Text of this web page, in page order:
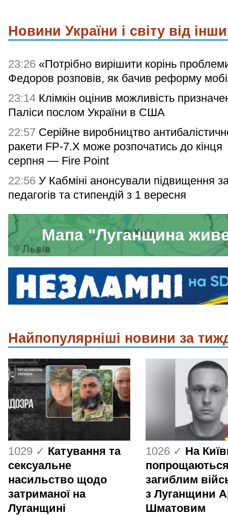
Новини України і світу від
23:26 «Потрібно вирішити корінь
Федоров розповів, як бачив реформу
23:14 Клімкін оцінив можливість
Паліси послом України в США
22:57 Серійне виробництво
ракети FP-7.X може розпочатись до кінця
серпня — Fire Point
22:56 У Кабміні анонсували підвищення
педагогів та стипендій з 1 вересня
Мапа "Луганщина
Найпопулярніші новини за
1029 ✓ Катування та
сексуальне
насильство щодо
затриманої на
Луганщині
1026 ✓ На
загиблим
з Луганщини
Шматовим